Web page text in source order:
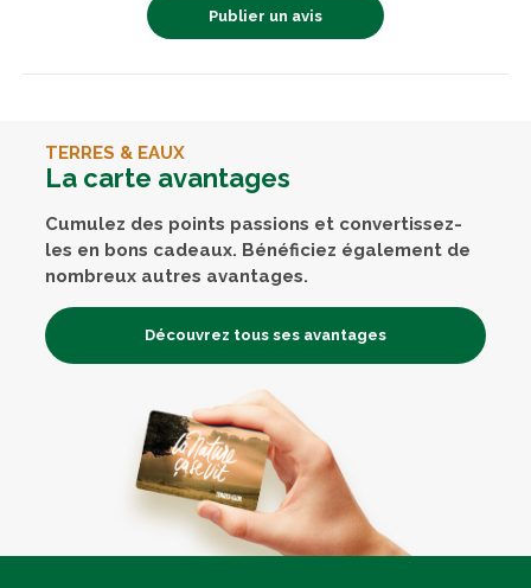
Publier un avis
TERRES & EAUX
La carte avantages
Cumulez des points passions et convertissez-
les en bons cadeaux. Bénéficiez également de
nombreux autres avantages.
Découvrez tous ses avantages